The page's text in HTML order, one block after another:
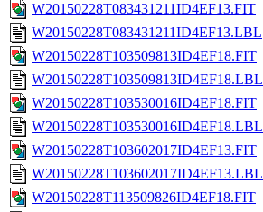
W20150228T083431211ID4EF13.FIT
W20150228T083431211ID4EF13.LBL
W20150228T103509813ID4EF18.FIT
W20150228T103509813ID4EF18.LBL
W20150228T103530016ID4EF18.FIT
W20150228T103530016ID4EF18.LBL
W20150228T103602017ID4EF13.FIT
W20150228T103602017ID4EF13.LBL
W20150228T113509826ID4EF18.FIT